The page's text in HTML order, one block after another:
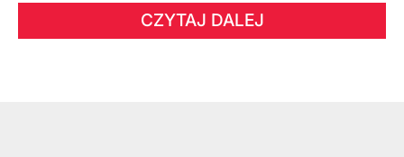
CZYTAJ DALEJ